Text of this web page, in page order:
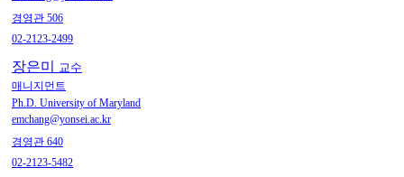
경영관 506
02-2123-2499
장은미 교수
매니지먼트
Ph.D. University of Maryland
emchang@yonsei.ac.kr
경영관 640
02-2123-5482